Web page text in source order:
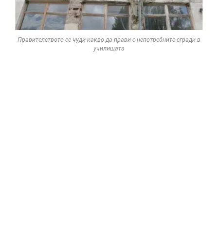
Правителството се чуди какво да прави с непотребните сгради в
училищата